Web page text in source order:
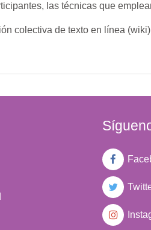
las técnicas que
colectiva de texto en línea